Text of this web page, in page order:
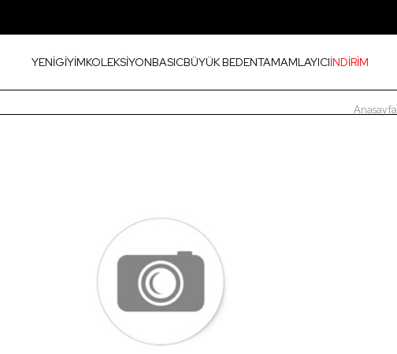
YENİGİYİMKOLEKSİYONBASICBÜYÜK BEDENTAMAMLAYICIİNDİRİM
Anasayfa